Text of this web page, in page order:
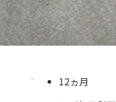
12ヵ月